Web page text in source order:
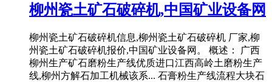
柳州瓷土矿石破碎机,中国矿业设备网
柳州瓷土矿石破碎机信息,柳州瓷土矿石破碎机 厂家,柳
州瓷土矿石破碎机报价,中国矿业设备网。 概述： 广西
柳州生产矿石磨粉生产线优质进口江西高岭土磨粉生产
线,柳州方解石加工机械该系... 石膏粉生产线流程大块石